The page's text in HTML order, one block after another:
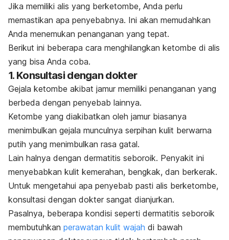
Jika memiliki alis yang berketombe, Anda perlu
memastikan apa penyebabnya. Ini akan memudahkan
Anda menemukan penanganan yang tepat.
Berikut ini beberapa cara menghilangkan ketombe di alis
yang bisa Anda coba.
1. Konsultasi dengan dokter
Gejala ketombe akibat jamur memiliki penanganan yang
berbeda dengan penyebab lainnya.
Ketombe yang diakibatkan oleh jamur biasanya
menimbulkan gejala munculnya serpihan kulit berwarna
putih yang menimbulkan rasa gatal.
Lain halnya dengan dermatitis seboroik. Penyakit ini
menyebabkan kulit kemerahan, bengkak, dan berkerak.
Untuk mengetahui apa penyebab pasti alis berketombe,
konsultasi dengan dokter sangat dianjurkan.
Pasalnya, beberapa kondisi seperti dermatitis seboroik
membutuhkan perawatan kulit wajah di bawah